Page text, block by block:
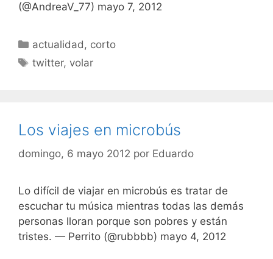
(@AndreaV_77) mayo 7, 2012
Categorías
actualidad, corto
Etiquetas
twitter, volar
Los viajes en microbús
domingo, 6 mayo 2012 por Eduardo
Lo difícil de viajar en microbús es tratar de
escuchar tu música mientras todas las demás
personas lloran porque son pobres y están
tristes. — Perrito (@rubbbb) mayo 4, 2012